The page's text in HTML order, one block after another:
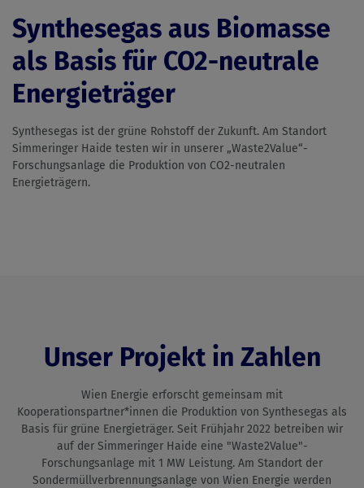
Synthesegas aus Biomasse
als Basis für CO2-neutrale
Energieträger
Synthesegas ist der grüne Rohstoff der Zukunft. Am Standort
Simmeringer Haide testen wir in unserer „Waste2Value“-
Forschungsanlage die Produktion von CO2-neutralen
Energieträgern.
Unser Projekt in Zahlen
Wien Energie erforscht gemeinsam mit
Kooperationspartner*innen die Produktion von Synthesegas als
Basis für grüne Energieträger. Seit Frühjahr 2022 betreiben wir
auf der Simmeringer Haide eine "Waste2Value"-
Forschungsanlage mit 1 MW Leistung. Am Standort der
Sondermüllverbrennungsanlage von Wien Energie werden